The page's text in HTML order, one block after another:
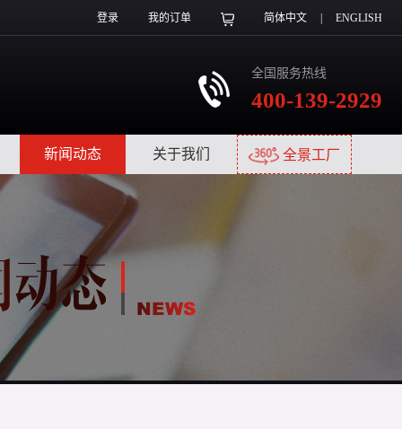
登录 我的订单 简体中文 ENGLISH
全国服务热线
400-139-2929
新闻动态 关于我们 全景工厂